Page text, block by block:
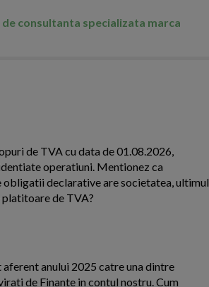
consultanta specializata marca
de TVA cu data de 01.08.2026,
operatiuni. Mentionez ca
obligatii declarative are societatea, ultimul
de TVA?
anului 2025 catre una dintre
de Finante in contul nostru. Cum